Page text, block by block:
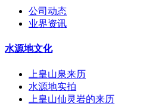
公司动态
业界资讯
水源地文化
上皇山泉来历
水源地实拍
上皇山仙灵岩的来历